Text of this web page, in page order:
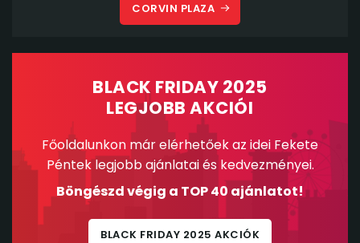
CORVIN PLAZA
BLACK FRIDAY 2025
LEGJOBB AKCIÓI
Főoldalunkon már elérhetőek az idei Fekete
Péntek legjobb ajánlatai és kedvezményei.
Böngészd végig a TOP 40 ajánlatot!
BLACK FRIDAY 2025 AKCIÓK